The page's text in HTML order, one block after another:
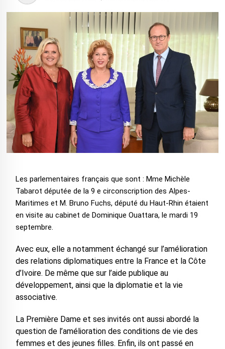
Les parlementaires français que sont : Mme Michèle
Tabarot députée de la 9 e circonscription des Alpes-
Maritimes et M. Bruno Fuchs, député du Haut-Rhin étaient
en visite au cabinet de Dominique Ouattara, le mardi 19
septembre.
Avec eux, elle a notamment échangé sur l’amélioration
des relations diplomatiques entre la France et la Côte
d’Ivoire. De même que sur l’aide publique au
développement, ainsi que la diplomatie et la vie
associative.
La Première Dame et ses invités ont aussi abordé la
question de l’amélioration des conditions de vie des
femmes et des jeunes filles. Enfin, ils ont passé en